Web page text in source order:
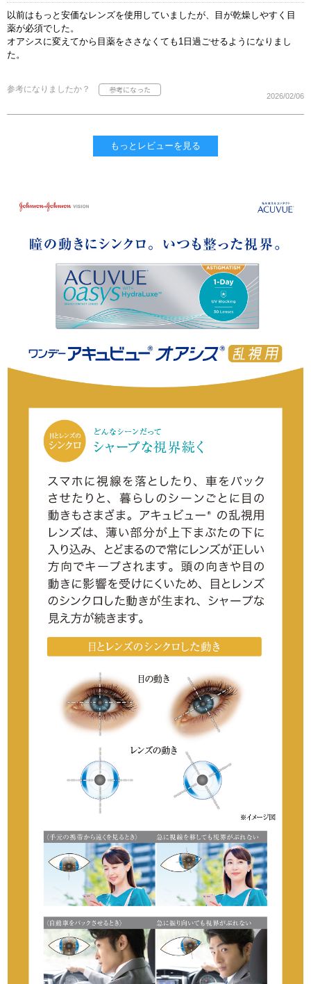
以前はもっと安価なレンズを使用していましたが、目が乾燥しやすく目
薬が必須でした。
オアシスに変えてから目薬をささなくても1日過ごせるようになりまし
た。
参考になりましたか？
2026/02/06
もっとレビューを見る